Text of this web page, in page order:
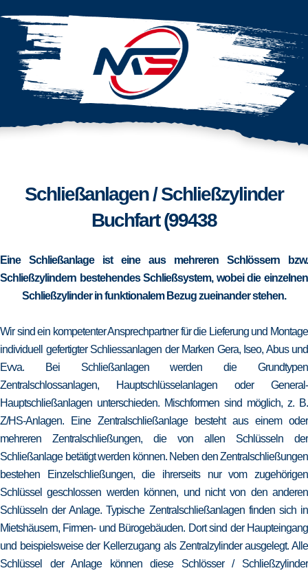
Schließanlagen / Schließzylinder
Buchfart (99438
Eine Schließanlage ist eine aus mehreren Schlössern bzw.
Schließzylindern bestehendes Schließsystem, wobei die einzelnen
Schließzylinder in funktionalem Bezug zueinander stehen.
Wir sind ein kompetenter Ansprechpartner für die Lieferung und Montage
individuell gefertigter Schliessanlagen der Marken Gera, Iseo, Abus und
Evva. Bei Schließanlagen werden die Grundtypen
Zentralschlossanlagen, Hauptschlüsselanlagen oder General-
Hauptschließanlagen unterschieden. Mischformen sind möglich, z. B.
Z/HS-Anlagen. Eine Zentralschließanlage besteht aus einem oder
mehreren Zentralschließungen, die von allen Schlüsseln der
Schließanlage betätigt werden können. Neben den Zentralschließungen
bestehen Einzelschließungen, die ihrerseits nur vom zugehörigen
Schlüssel geschlossen werden können, und nicht von den anderen
Schlüsseln der Anlage. Typische Zentralschließanlagen finden sich in
Mietshäusern, Firmen- und Bürogebäuden. Dort sind der Haupteingang
und beispielsweise der Kellerzugang als Zentralzylinder ausgelegt. Alle
Schlüssel der Anlage können diese Schlösser / Schließzylinder